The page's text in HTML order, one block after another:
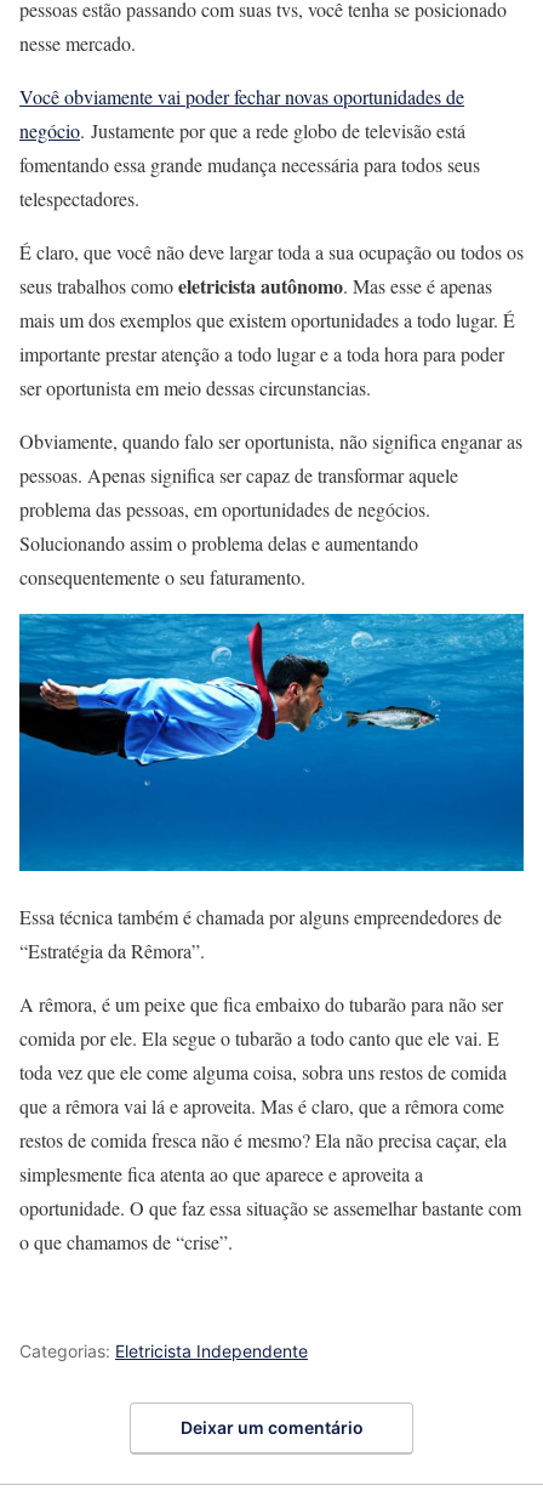
pessoas estão passando com suas tvs, você tenha se posicionado
nesse mercado.
Você obviamente vai poder fechar novas oportunidades de
negócio. Justamente por que a rede globo de televisão está
fomentando essa grande mudança necessária para todos seus
telespectadores.
É claro, que você não deve largar toda a sua ocupação ou todos os
seus trabalhos comoeletricista autônomo. Mas esse é apenas
mais um dos exemplos que existem oportunidades a todo lugar. É
importante prestar atenção a todo lugar e a toda hora para poder
ser oportunista em meio dessas circunstancias.
Obviamente, quando falo ser oportunista, não significa enganar as
pessoas. Apenas significa ser capaz de transformar aquele
problema das pessoas, em oportunidades de negócios.
Solucionando assim o problema delas e aumentando
consequentemente o seu faturamento.
Essa técnica também é chamada por alguns empreendedores de
“Estratégia da Rêmora”.
A rêmora, é um peixe que fica embaixo do tubarão para não ser
comida por ele. Ela segue o tubarão a todo canto que ele vai. E
toda vez que ele come alguma coisa, sobra uns restos de comida
que a rêmora vai lá e aproveita. Mas é claro, que a rêmora come
restos de comida fresca não é mesmo? Ela não precisa caçar, ela
simplesmente fica atenta ao que aparece e aproveita a
oportunidade. O que faz essa situação se assemelhar bastante com
o que chamamos de “crise”.
Categorias: Eletricista Independente
Deixar um comentário